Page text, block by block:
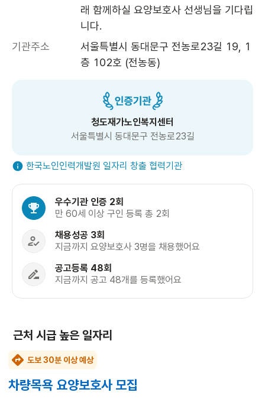
래 함께하실 요양보호사 선생님을 기다립
니다.
기관주소
서울특별시 동대문구 전농로23길 19, 1
층 102호 (전농동)
청도재가노인복지센터
서울특별시 동대문구 전농로23길
한국노인인력개발원 일자리 창출 협력기관
우수기관 인증 2회
만 60세 이상 구인 등록 총 2회
채용성공 3회
지금까지 요양보호사 3명을 채용했어요
공고등록 48회
지금까지 공고 48개를 등록했어요
근처 시급 높은 일자리
도보 30분 이상 예상
차량목욕 요양보호사 모집